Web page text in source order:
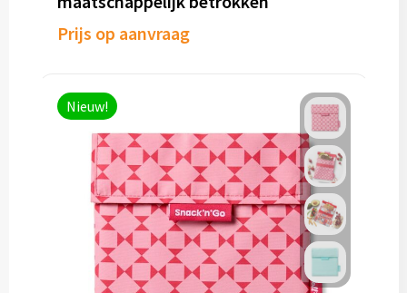
Prijs op aanvraag
Nieuw!